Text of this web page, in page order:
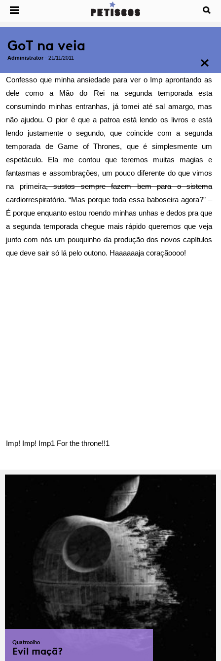
GoT na veia
Administrator - 21/11/2011
Confesso que minha ansiedade para ver o Imp aprontando as
dele como a Mão do Rei na segunda temporada esta
consumindo minhas entranhas, já tomei até sal amargo, mas
não ajudou. O pior é que a patroa está lendo os livros e está
lendo justamente o segundo, que coincide com a segunda
temporada de Game of Thrones, que é simplesmente um
espetáculo. Ela me contou que teremos muitas magias e
fantasmas e assombrações, um pouco diferente do que vimos
na primeira, sustos sempre fazem bem para o sistema
cardiorrespiratório. “Mas porque toda essa baboseira agora?” –
É porque enquanto estou roendo minhas unhas e dedos pra que
a segunda temporada chegue mais rápido queremos que veja
junto com nós um pouquinho da produção dos novos capítulos
que deve sair só lá pelo outono. Haaaaaaja coraçãoooo!
Imp! Imp! Imp1 For the throne!!1
Quatroolho
Evil maçã?